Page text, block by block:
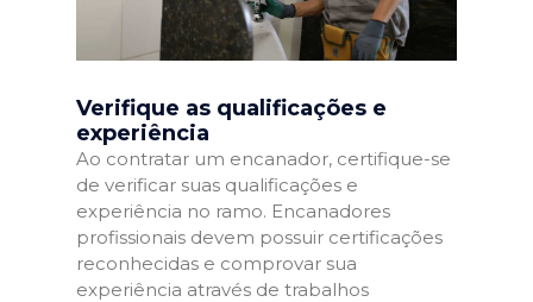
Verifique as qualificações e
experiência
Ao contratar um encanador, certifique-se
de verificar suas qualificações e
experiência no ramo. Encanadores
profissionais devem possuir certificações
reconhecidas e comprovar sua
experiência através de trabalhos